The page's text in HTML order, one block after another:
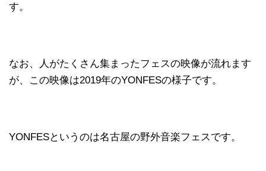
す。
なお、人がたくさん集まったフェスの映像が流れます
が、この映像は2019年のYONFESの様子です。
YONFESというのは名古屋の野外音楽フェスです。